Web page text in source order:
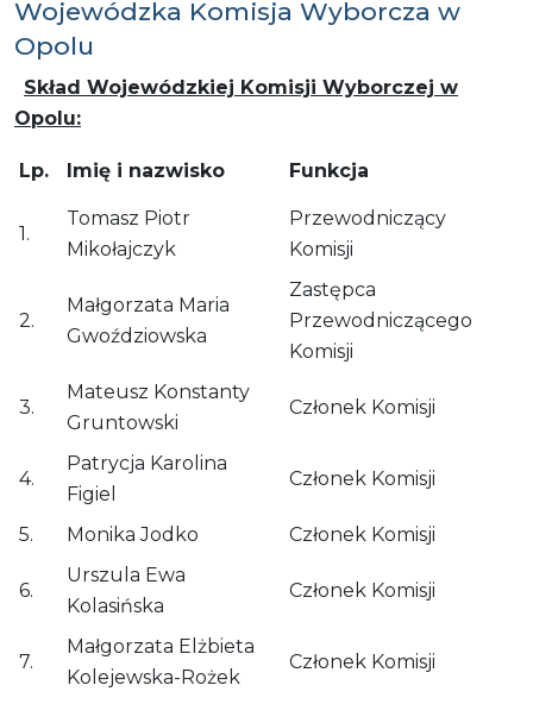
Wojewódzka Komisja Wyborcza w
Opolu
Skład Wojewódzkiej Komisji Wyborczej w
Opolu:
Lp. Imię i nazwisko Funkcja
1.
Tomasz Piotr
Mikołajczyk
Przewodniczący
Komisji
2.
Małgorzata Maria
Gwoździowska
Zastępca
Przewodniczącego
Komisji
3.
Mateusz Konstanty
Gruntowski
Członek Komisji
4.
Patrycja Karolina
Figiel
Członek Komisji
5. Monika Jodko Członek Komisji
6.
Urszula Ewa
Kolasińska
Członek Komisji
7.
Małgorzata Elżbieta
Kolejewska-Rożek
Członek Komisji